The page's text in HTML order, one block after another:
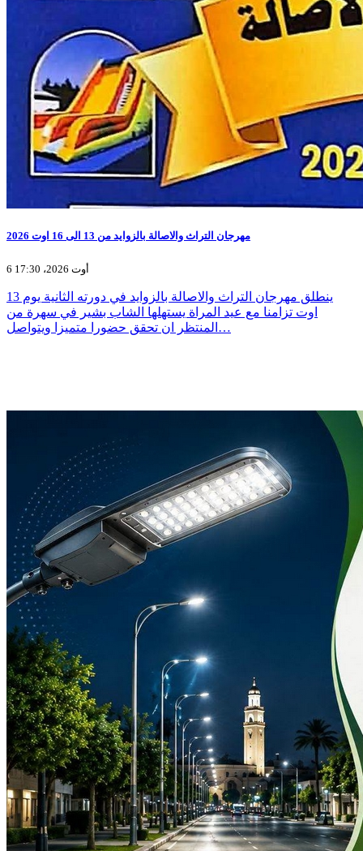
مهرجان التراث والاصالة بالزوايد من 13 الى 16 اوت 2026
6 أوت 2026، 17:30
ينطلق مهرجان التراث والاصالة بالزوايد في دورته الثانية يوم 13
اوت تزامنا مع عيد المراة يستهلها الشاب بشير في سهرة من
المنتظر ان تحقق حضورا متميزا ويتواصل…